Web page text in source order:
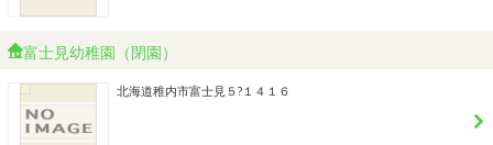
富士見幼稚園（閉園）
北海道稚内市富士見５?１４１６